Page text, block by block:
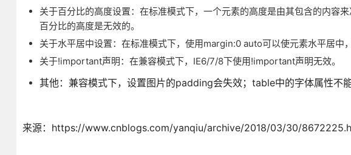
关于百分比的高度设置：在标准模式下，一个元素的高度是由其包含的内容
百分比的高度是无效的。
关于水平居中设置：在标准模式下，使用margin:0 auto可以使元素水平居中
关于!important声明：在兼容模式下，IE6/7/8下使用!important声明无效。
其他：兼容模式下，设置图片的padding会失效；table中的字体属性
来源：https://www.cnblogs.com/yanqiu/archive/2018/03/30/